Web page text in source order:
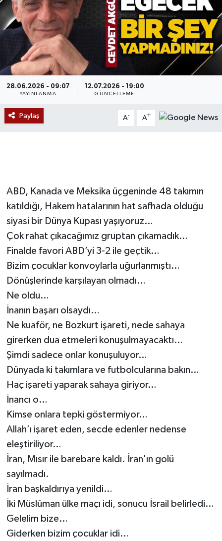
28.06.2026 - 09:07
YAYINLANMA
12.07.2026 - 19:00
GÜNCELLEME
Paylaş A- A+
ABD, Kanada ve Meksika üçgeninde 48 takımın
katıldığı, Hakem hatalarının hat safhada olduğu
siyasi bir Dünya Kupası yaşıyoruz…
Çok rahat çıkacağımız gruptan çıkamadık…
Finalde favori ABD’yi 3-2 ile geçtik…
Bizim çocuklar konvoylarla uğurlanmıştı…
Dönüşlerinde karşılayan olmadı…
Ne oldu…
İnanın başarı olsaydı…
Ne kuaför, ne Bozkurt işareti, nede sahaya
girerken dua etmeleri konuşulmayacaktı…
Şimdi sadece onlar konuşuluyor…
Dünyada ki takımlara ve futbolcularına bakın…
Haç işareti yaparak sahaya giriyor…
İnancı o…
Kimse onlara tepki göstermiyor…
Allah’ı işaret eden, secde edenler nedense
eleştiriliyor…
İran, Mısır ile barebare kaldı. İran'ın golü
sayılmadı.
İran başkaldırıya yenildi…
İki Müslüman ülke maçı idi, sonucu İsrail belirledi…
Gelelim bize…
Giderken bizim çocuklar idi…
Devrek
Bolu
ÇEVRE
BİLİM VE TEKNOLOJİ
DUNYA
Ekonomi
Genel
Gökçebey
GÜNDEM
İş ilanı
Kilimli
MAGAZİN
Politika
Röportaj
Sağlık
SİYASET
Spor